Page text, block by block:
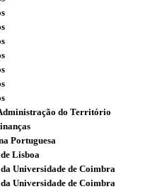
do Território
Portuguesa
Lisboa
Universidade de Coimbra
Universidade de Coimbra